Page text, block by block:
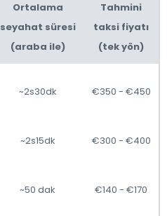
Ortalama
seyahat süresi
(araba ile)
Tahmini
taksi fiyatı
(tek yön)
~2s30dk €350 - €450
~2s15dk €300 - €400
~50 dak €140 - €170